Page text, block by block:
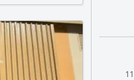
الشاحنات والتحميل